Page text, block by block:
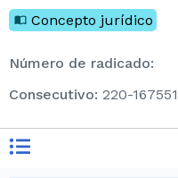
Concepto jurídico
Número de radicado:
consecutivo: 220-167551